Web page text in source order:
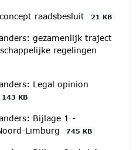
raadsbesluit 21 KB
gezamenlijk traject
regelingen
Legal opinion
143 KB
Bijlage 1 -
Limburg
745 KB